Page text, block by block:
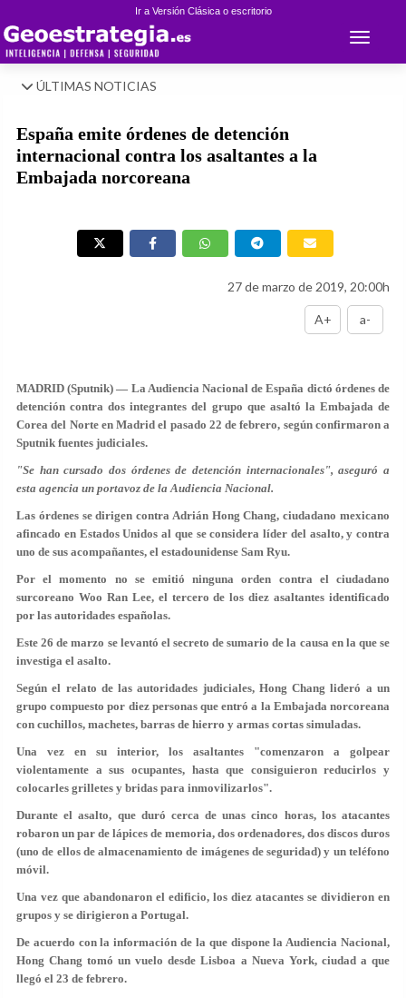
Ir a Versión Clásica o escritorio
Toggle
ÚLTIMAS NOTICIAS
España emite órdenes de detención
internacional contra los asaltantes a la
Embajada norcoreana
27 de marzo de 2019, 20:00h
A+ a-
MADRID (Sputnik) — La Audiencia Nacional de España dictó órdenes de
detención contra dos integrantes del grupo que asaltó la Embajada de
Corea del Norte en Madrid el pasado 22 de febrero, según confirmaron a
Sputnik fuentes judiciales.
"Se han cursado dos órdenes de detención internacionales", aseguró a
esta agencia un portavoz de la Audiencia Nacional.
Las órdenes se dirigen contra Adrián Hong Chang, ciudadano mexicano
afincado en Estados Unidos al que se considera líder del asalto, y contra
uno de sus acompañantes, el estadounidense Sam Ryu.
Por el momento no se emitió ninguna orden contra el ciudadano
surcoreano Woo Ran Lee, el tercero de los diez asaltantes identificado
por las autoridades españolas.
Este 26 de marzo se levantó el secreto de sumario de la causa en la que se
investiga el asalto.
Según el relato de las autoridades judiciales, Hong Chang lideró a un
grupo compuesto por diez personas que entró a la Embajada norcoreana
con cuchillos, machetes, barras de hierro y armas cortas simuladas.
Una vez en su interior, los asaltantes "comenzaron a golpear
violentamente a sus ocupantes, hasta que consiguieron reducirlos y
colocarles grilletes y bridas para inmovilizarlos".
Durante el asalto, que duró cerca de unas cinco horas, los atacantes
robaron un par de lápices de memoria, dos ordenadores, dos discos duros
(uno de ellos de almacenamiento de imágenes de seguridad) y un teléfono
móvil.
Una vez que abandonaron el edificio, los diez atacantes se dividieron en
grupos y se dirigieron a Portugal.
De acuerdo con la información de la que dispone la Audiencia Nacional,
Hong Chang tomó un vuelo desde Lisboa a Nueva York, ciudad a que
llegó el 23 de febrero.